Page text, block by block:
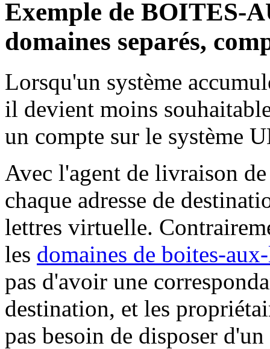
Exemple de BOITES-
domaines separés,
Lorsqu'un système
il devient moins
un compte sur le système
Avec l'agent de livraison
chaque adresse de
lettres virtuelle.
les domaines de boites-
pas d'avoir une
destination, et les
pas besoin de disposer